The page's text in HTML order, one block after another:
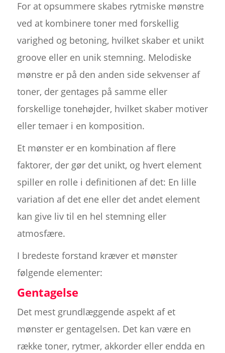
For at opsummere skabes rytmiske mønstre
ved at kombinere toner med forskellig
varighed og betoning, hvilket skaber et unikt
groove eller en unik stemning. Melodiske
mønstre er på den anden side sekvenser af
toner, der gentages på samme eller
forskellige tonehøjder, hvilket skaber motiver
eller temaer i en komposition.
Et mønster er en kombination af flere
faktorer, der gør det unikt, og hvert element
spiller en rolle i definitionen af det: En lille
variation af det ene eller det andet element
kan give liv til en hel stemning eller
atmosfære.
I bredeste forstand kræver et mønster
følgende elementer:
Gentagelse
Det mest grundlæggende aspekt af et
mønster er gentagelsen. Det kan være en
række toner, rytmer, akkorder eller endda en